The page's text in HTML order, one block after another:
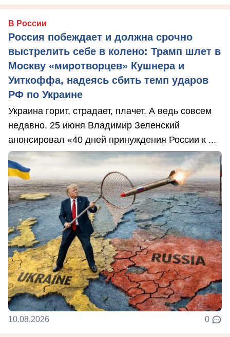
В России
Россия побеждает и должна срочно
выстрелить себе в колено: Трамп шлет в
Москву «миротворцев» Кушнера и
Уиткоффа, надеясь сбить темп ударов
РФ по Украине
Украина горит, страдает, плачет. А ведь совсем
недавно, 25 июня Владимир Зеленский
анонсировал «40 дней принуждения России к ...
10.08.2026 0